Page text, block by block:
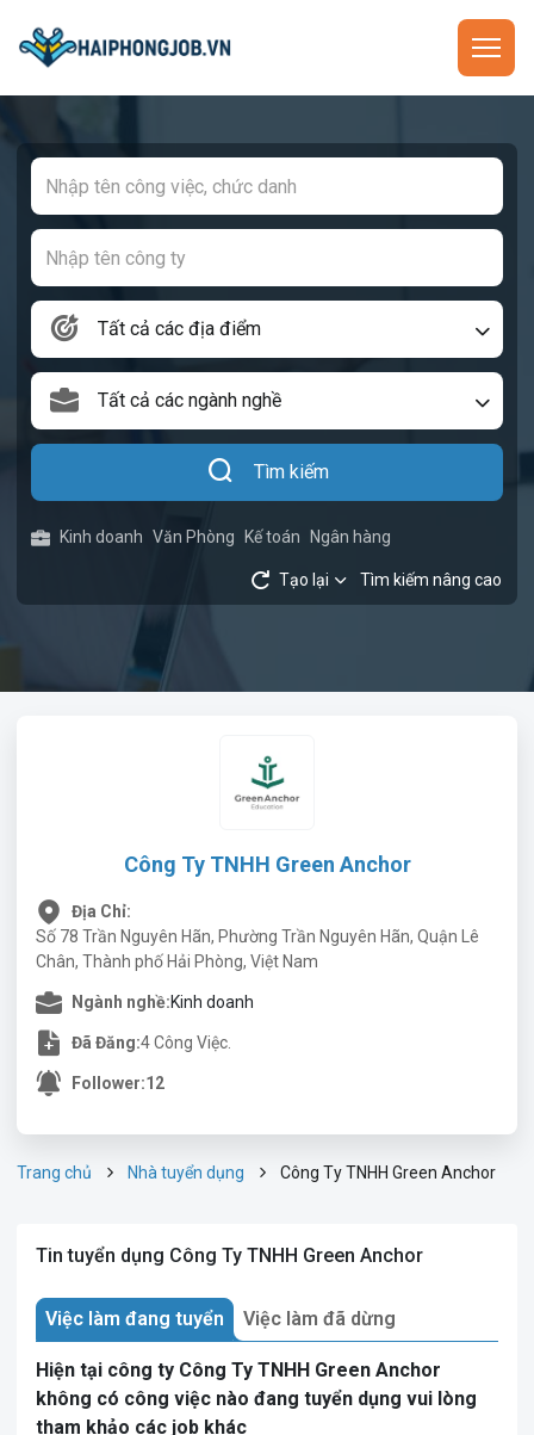
Tất cả các địa điểm
Tất cả các ngành nghề
Tìm kiếm
Kinh doanh Văn Phòng Kế toán Ngân hàng
Tạo lại Tìm kiếm nâng cao
Công Ty TNHH Green Anchor
Địa Chỉ:
Số 78 Trần Nguyên Hãn, Phường Trần Nguyên Hãn, Quận Lê
Chân, Thành phố Hải Phòng, Việt Nam
Ngành nghề:Kinh doanh
Đã Đăng:4 Công Việc.
Follower:12
Trang chủ Nhà tuyển dụng Công Ty TNHH Green Anchor
Tin tuyển dụng Công Ty TNHH Green Anchor
Việc làm đang tuyển Việc làm đã dừng
Hiện tại công ty Công Ty TNHH Green Anchor
không có công việc nào đang tuyển dụng vui lòng
tham khảo các job khác